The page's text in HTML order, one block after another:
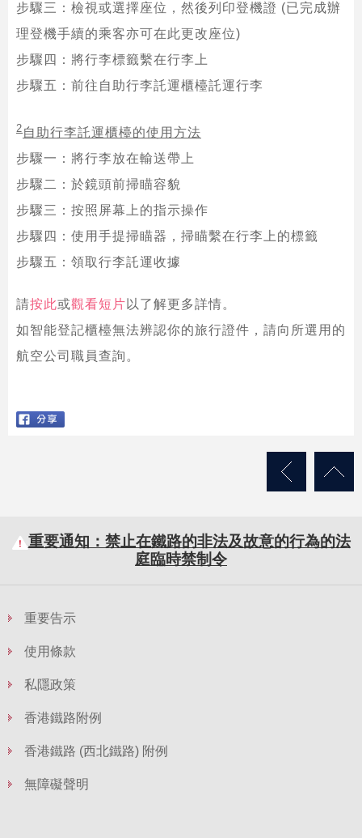
步驟三：檢視或選擇座位，然後列印登機證 (已完成辦
理登機手續的乘客亦可在此更改座位)
步驟四：將行李標籤繫在行李上
步驟五：前往自助行李託運櫃檯託運行李
2 自助行李託運櫃檯的使用方法
步驟一：將行李放在輸送帶上
步驟二：於鏡頭前掃瞄容貌
步驟三：按照屏幕上的指示操作
步驟四：使用手提掃瞄器，掃瞄繫在行李上的標籤
步驟五：領取行李託運收據
請按此或觀看短片 以了解更多詳情。
如智能登記櫃檯無法辨認你的旅行證件，請向所選用的
航空公司職員查詢。
重要通知：禁止在鐵路的非法及故意的行為的法
庭臨時禁制令
重要告示
使用條款
私隱政策
香港鐵路附例
香港鐵路 (西北鐵路) 附例
無障礙聲明